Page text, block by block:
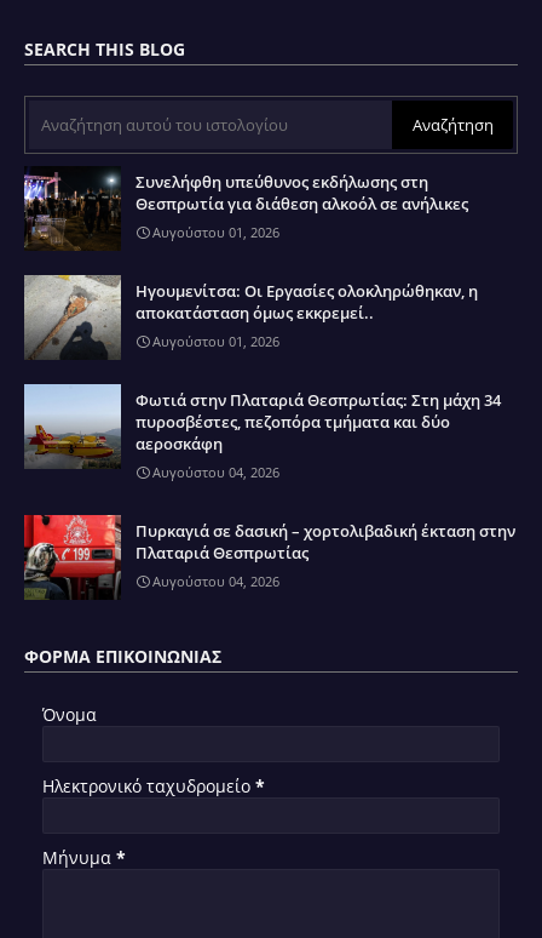
SEARCH THIS BLOG
Συνελήφθη υπεύθυνος εκδήλωσης στη
Θεσπρωτία για διάθεση αλκοόλ σε ανήλικες
Αυγούστου 01, 2026
Ηγουμενίτσα: Οι Εργασίες ολοκληρώθηκαν, η
αποκατάσταση όμως εκκρεμεί..
Αυγούστου 01, 2026
Φωτιά στην Πλαταριά Θεσπρωτίας: Στη μάχη 34
πυροσβέστες, πεζοπόρα τμήματα και δύο
αεροσκάφη
Αυγούστου 04, 2026
Πυρκαγιά σε δασική – χορτολιβαδική έκταση στην
Πλαταριά Θεσπρωτίας
Αυγούστου 04, 2026
ΦΌΡΜΑ ΕΠΙΚΟΙΝΩΝΊΑΣ
Όνομα
Ηλεκτρονικό ταχυδρομείο *
Μήνυμα *